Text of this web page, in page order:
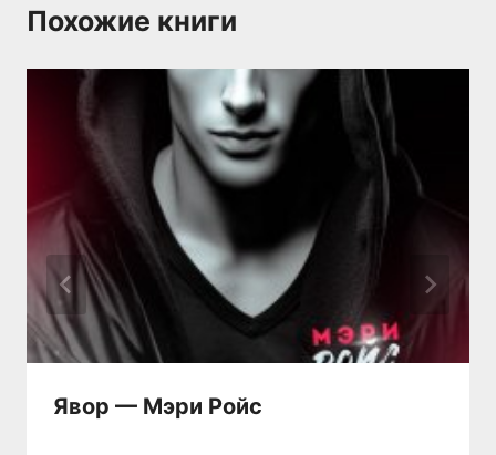
Похожие книги
Явор — Мэри Ройс